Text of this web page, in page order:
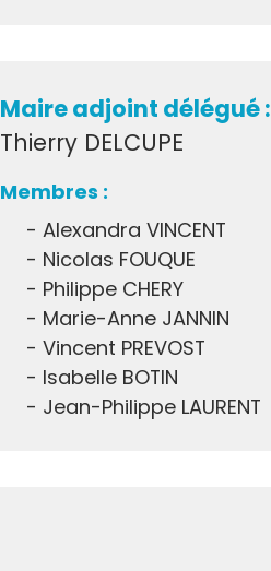
Maire adjoint délégué :
Thierry DELCUPE
Alexandra VINCENT
Nicolas FOUQUE
Philippe CHERY
Marie-Anne JANNIN
Vincent PREVOST
Isabelle BOTIN
Jean-Philippe LAURENT